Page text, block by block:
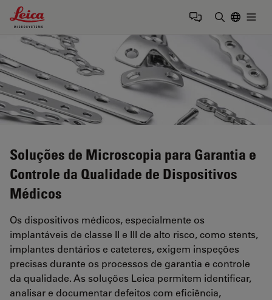
Leica Microsystems Logo
Soluções de Microscopia para Garantia e
Controle da Qualidade de Dispositivos
Médicos
Os dispositivos médicos, especialmente os
implantáveis de classe II e III de alto risco, como stents,
implantes dentários e cateteres, exigem inspeções
precisas durante os processos de garantia e controle
da qualidade. As soluções Leica permitem identificar,
analisar e documentar defeitos com eficiência,